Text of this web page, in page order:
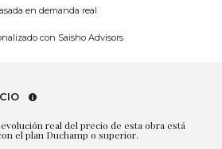
en demanda real
con Saisho Advisors
real del precio de esta obra está
el plan Duchamp o superior.